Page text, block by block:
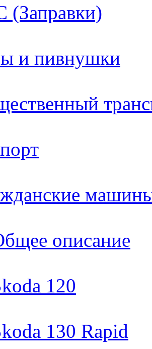
(Заправки)
и пивнушки
описание
120
130 Rapid